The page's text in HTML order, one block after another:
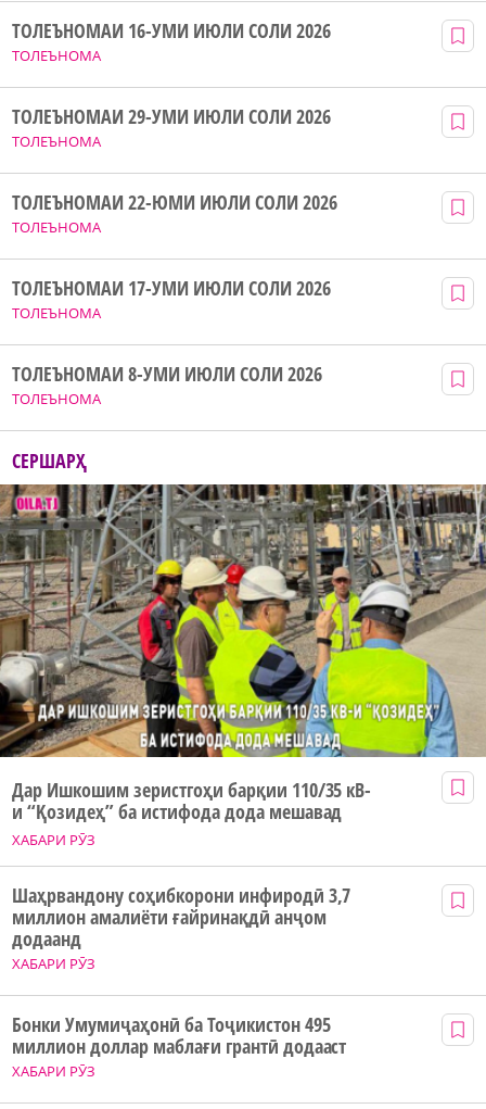
ТОЛЕЪНОМА
ТОЛЕЪНОМАИ 16-УМИ ИЮЛИ СОЛИ 2026
ТОЛЕЪНОМА
ТОЛЕЪНОМАИ 29-УМИ ИЮЛИ СОЛИ 2026
ТОЛЕЪНОМА
ТОЛЕЪНОМАИ 22-ЮМИ ИЮЛИ СОЛИ 2026
ТОЛЕЪНОМА
ТОЛЕЪНОМАИ 17-УМИ ИЮЛИ СОЛИ 2026
ТОЛЕЪНОМА
ТОЛЕЪНОМАИ 8-УМИ ИЮЛИ СОЛИ 2026
СЕРШАРҲ
ХАБАРИ РӮЗ
Дар Ишкошим зеристгоҳи барқии 110/35 кВ-
и “Қозидеҳ” ба истифода дода мешавад
ХАБАРИ РӮЗ
Шаҳрвандону соҳибкорони инфиродӣ 3,7
миллион амалиёти ғайринақдӣ анҷом
додаанд
ХАБАРИ РӮЗ
Бонки Умумиҷаҳонӣ ба Тоҷикистон 495
миллион доллар маблағи грантӣ додааст